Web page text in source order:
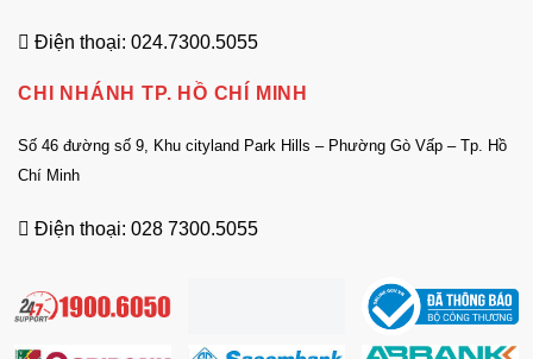
Điện thoại: 024.7300.5055
CHI NHÁNH TP. HỒ CHÍ MINH
Số 46 đường số 9, Khu cityland Park Hills – Phường Gò Vấp – Tp. Hồ
Chí Minh
Điện thoại: 028 7300.5055